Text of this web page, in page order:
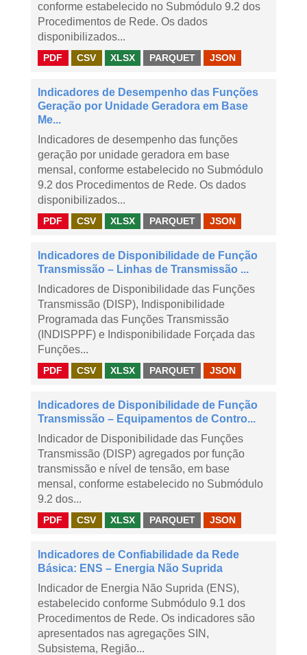
conforme estabelecido no Submódulo 9.2 dos
Procedimentos de Rede. Os dados
disponibilizados...
PDF CSV XLSX PARQUET JSON
Indicadores de Desempenho das Funções
Geração por Unidade Geradora em Base
Me...
Indicadores de desempenho das funções
geração por unidade geradora em base
mensal, conforme estabelecido no Submódulo
9.2 dos Procedimentos de Rede. Os dados
disponibilizados...
PDF CSV XLSX PARQUET JSON
Indicadores de Disponibilidade de Função
Transmissão – Linhas de Transmissão ...
Indicadores de Disponibilidade das Funções
Transmissão (DISP), Indisponibilidade
Programada das Funções Transmissão
(INDISPPF) e Indisponibilidade Forçada das
Funções...
PDF CSV XLSX PARQUET JSON
Indicadores de Disponibilidade de Função
Transmissão – Equipamentos de Contro...
Indicador de Disponibilidade das Funções
Transmissão (DISP) agregados por função
transmissão e nível de tensão, em base
mensal, conforme estabelecido no Submódulo
9.2 dos...
PDF CSV XLSX PARQUET JSON
Indicadores de Confiabilidade da Rede
Básica: ENS – Energia Não Suprida
Indicador de Energia Não Suprida (ENS),
estabelecido conforme Submódulo 9.1 dos
Procedimentos de Rede. Os indicadores são
apresentados nas agregações SIN,
Subsistema, Região...